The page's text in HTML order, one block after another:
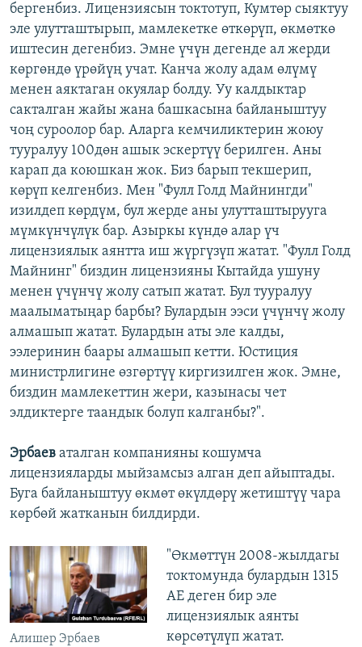
бергенбиз. Лицензиясын токтотуп, Кумтөр сыяктуу
эле улутташтырып, мамлекетке өткөрүп, өкмөткө
иштесин дегенбиз. Эмне үчүн дегенде ал жерди
көргөндө үрөйүң учат. Канча жолу адам өлүмү
менен аяктаган окуялар болду. Уу калдыктар
сакталган жайы жана башкасына байланыштуу
чоң суроолор бар. Аларга кемчиликтерин жоюу
тууралуу 100дөн ашык эскертүү берилген. Аны
карап да коюшкан жок. Биз барып текшерип,
көрүп келгенбиз. Мен "Фулл Голд Майнингди"
изилдеп көрдүм, бул жерде аны улутташтырууга
мүмкүнчүлүк бар. Азыркы күндө алар үч
лицензиялык аянтта иш жүргүзүп жатат. "Фулл Голд
Майнинг" биздин лицензияны Кытайда ушуну
менен үчүнчү жолу сатып жатат. Бул тууралуу
маалыматыңар барбы? Булардын ээси үчүнчү жолу
алмашып жатат. Булардын аты эле калды,
ээлеринин баары алмашып кетти. Юстиция
министрлигине өзгөртүү киргизилген жок. Эмне,
биздин мамлекеттин жери, казынасы чет
элдиктерге таандык болуп калганбы?".
Эрбаев аталган компанияны кошумча
лицензияларды мыйзамсыз алган деп айыптады.
Буга байланыштуу өкмөт өкүлдөрү жетиштүү чара
көрбөй жатканын билдирди.
Алишер Эрбаев
"Өкмөттүн 2008-жылдагы
токтомунда булардын 1315
АЕ деген бир эле
лицензиялык аянты
көрсөтүлүп жатат.